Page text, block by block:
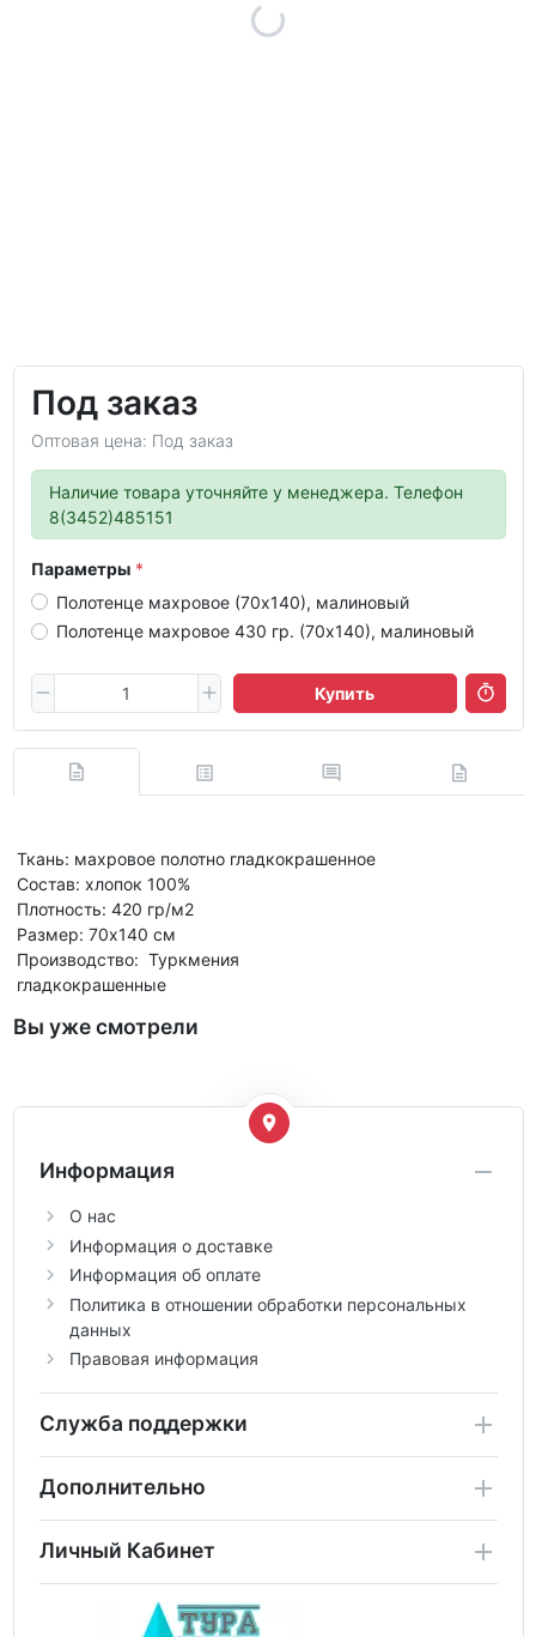
Под заказ
Оптовая цена: Под заказ
Наличие товара уточняйте у менеджера. Телефон
8(3452)485151
Параметры
Полотенце махровое (70х140), малиновый
Полотенце махровое 430 гр. (70х140), малиновый
Купить
Ткань: махровое полотно гладкокрашенное
Состав: хлопок 100%
Плотность: 420 гр/м2
Размер: 70х140 см
Производство: Туркмения
гладкокрашенные
Вы уже смотрели
Информация
О нас
Информация о доставке
Информация об оплате
Политика в отношении обработки персональных
данных
Правовая информация
Служба поддержки
Дополнительно
Личный Кабинет